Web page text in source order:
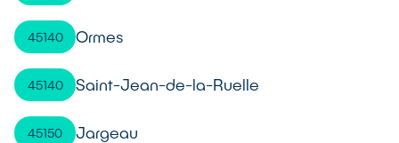
45140 Ormes
45140 Saint-Jean-de-la-Ruelle
45150 Jargeau